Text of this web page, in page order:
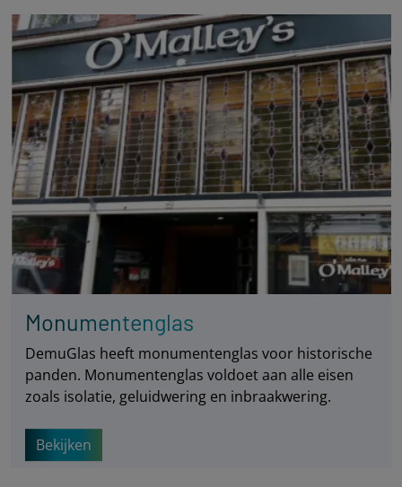
Monumentenglas
DemuGlas heeft monumentenglas voor historische
panden. Monumentenglas voldoet aan alle eisen
zoals isolatie, geluidwering en inbraakwering.
Bekijken